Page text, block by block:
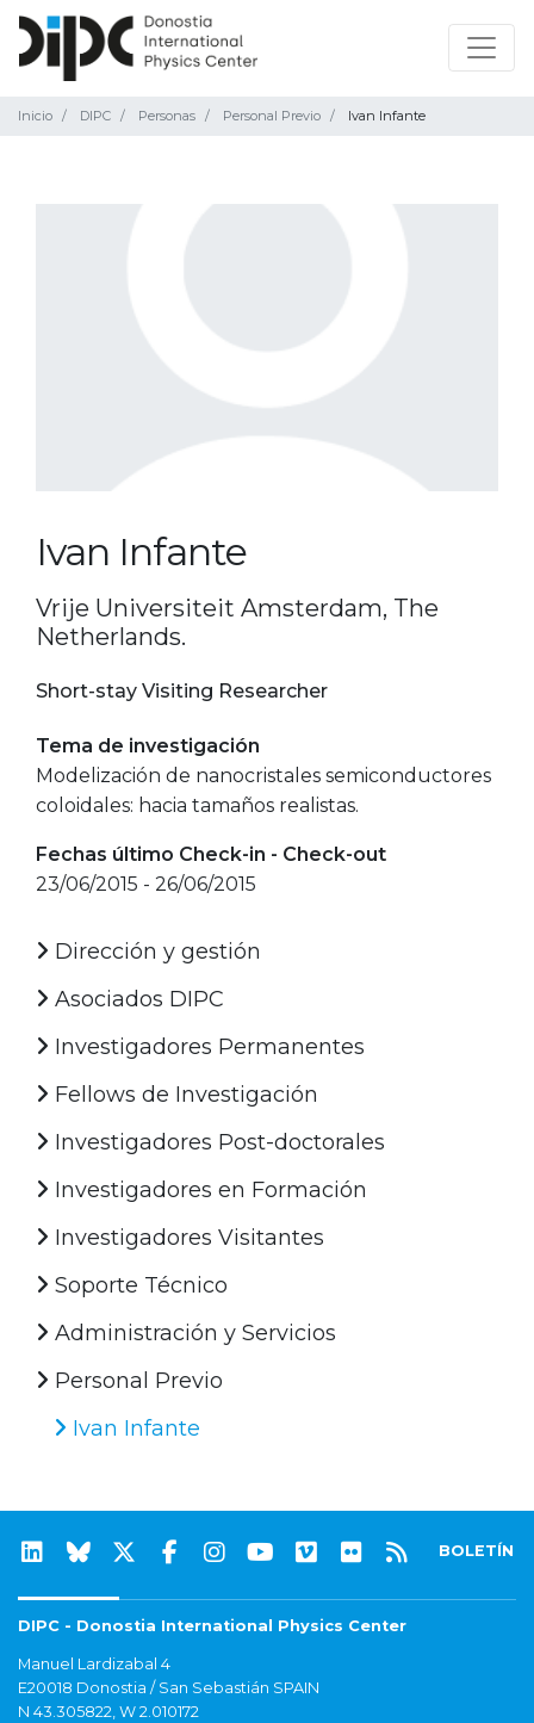
Inicio DIPC Personas Personal Previo Ivan Infante
Ivan Infante
Vrije Universiteit Amsterdam, The
Netherlands.
Short-stay Visiting Researcher
Tema de investigación
Modelización de nanocristales semiconductores
coloidales: hacia tamaños realistas.
Fechas último Check-in - Check-out
23/06/2015 - 26/06/2015
Dirección y gestión
Asociados DIPC
Investigadores Permanentes
Fellows de Investigación
Investigadores Post-doctorales
Investigadores en Formación
Investigadores Visitantes
Soporte Técnico
Administración y Servicios
Personal Previo
Ivan Infante
BOLETÍN
DIPC - Donostia International Physics Center
Manuel Lardizabal 4
E20018 Donostia / San Sebastián SPAIN
N 43.305822, W 2.010172